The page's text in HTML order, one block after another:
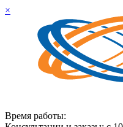
×
Время работы: